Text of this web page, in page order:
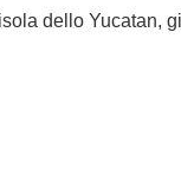
dello